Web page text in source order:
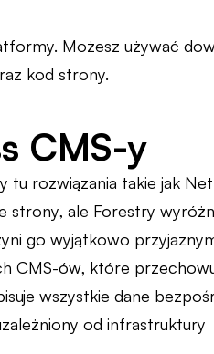
Możesz używać
kod strony.
CMS-y
tu rozwiązania takie jak
strony, ale Forestry
go wyjątkowo
CMS-ów, które
wszystkie dane
od infrastruktury